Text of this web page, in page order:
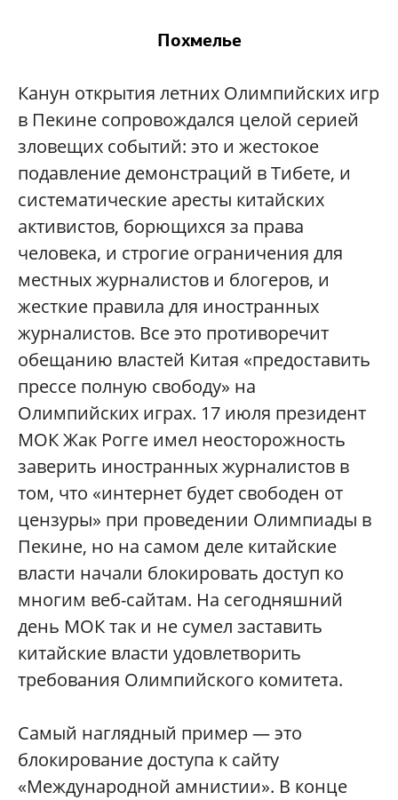
Похмелье
Канун открытия летних Олимпийских игр
в Пекине сопровождался целой серией
зловещих событий: это и жестокое
подавление демонстраций в Тибете, и
систематические аресты китайских
активистов, борющихся за права
человека, и строгие ограничения для
местных журналистов и блогеров, и
жесткие правила для иностранных
журналистов. Все это противоречит
обещанию властей Китая «предоставить
прессе полную свободу» на
Олимпийских играх. 17 июля президент
МОК Жак Рогге имел неосторожность
заверить иностранных журналистов в
том, что «интернет будет свободен от
цензуры» при проведении Олимпиады в
Пекине, но на самом деле китайские
власти начали блокировать доступ ко
многим веб-сайтам. На сегодняшний
день МОК так и не сумел заставить
китайские власти удовлетворить
требования Олимпийского комитета.
Самый наглядный пример — это
блокирование доступа к сайту
«Международной амнистии». В конце